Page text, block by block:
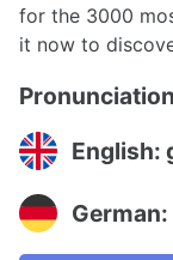
for the 3000
it now to
Pronunciation
English: